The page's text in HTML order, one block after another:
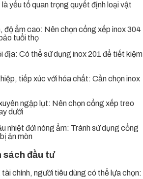
yếu tố quan trọng quyết định loại vật
độ ẩm cao: Nên chọn cổng xếp inox 304
tuổi thọ
địa: Có thể sử dụng inox 201 để tiết kiệm
tiếp xúc với hóa chất: Cần chọn inox
ngập lụt: Nên chọn cổng xếp treo
dưới
nhiệt đới nóng ẩm: Tránh sử dụng cổng
ăn mòn
sách đầu tư
chính, người tiêu dùng có thể lựa chọn: